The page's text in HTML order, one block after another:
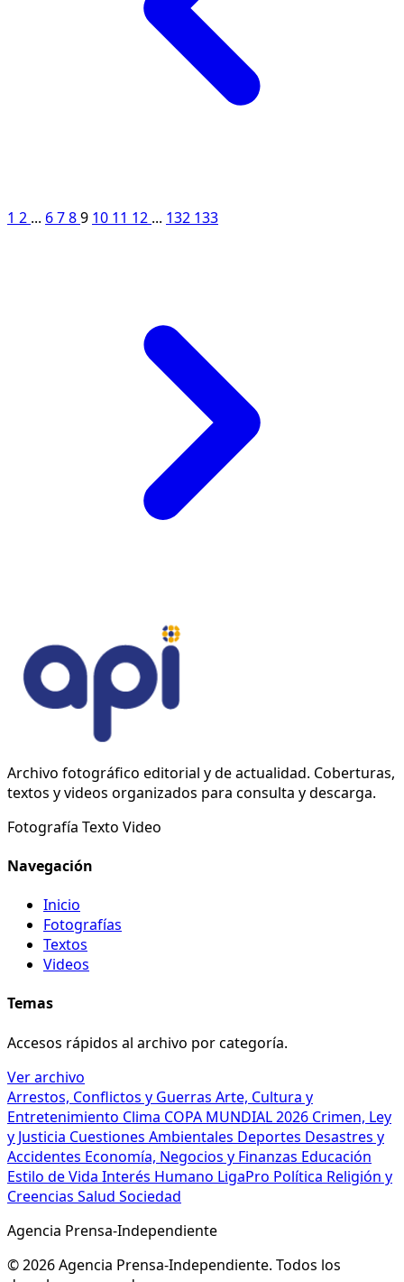
1 2 ... 6789 10 11 12 ... 132 133
Archivo fotográfico editorial y de actualidad. Coberturas,
textos y videos organizados para consulta y descarga.
Fotografía Texto Video
Navegación
Inicio
Fotografías
Textos
Videos
Temas
Accesos rápidos al archivo por categoría.
Ver archivo
Arrestos, Conflictos y Guerras Arte, Cultura y
Entretenimiento Clima COPA MUNDIAL 2026 Crimen, Ley
y Justicia Cuestiones Ambientales Deportes Desastres y
Accidentes Economía, Negocios y Finanzas Educación
Estilo de Vida Interés Humano LigaPro Política Religión y
Creencias Salud Sociedad
Agencia Prensa-Independiente
© 2026 Agencia Prensa-Independiente. Todos los